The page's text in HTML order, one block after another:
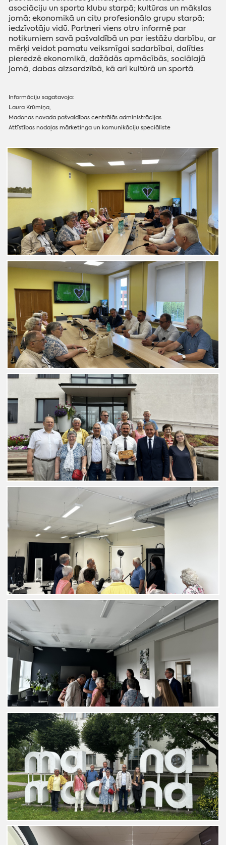
asociāciju un sporta klubu starpā; kultūras un mākslas
jomā; ekonomikā un citu profesionālo grupu starpā;
iedzīvotāju vidū. Partneri viens otru informē par
notikumiem savā pašvaldībā un par iestāžu darbību, ar
mērķi veidot pamatu veiksmīgai sadarbībai, dalīties
pieredzē ekonomikā, dažādās apmācībās, sociālajā
jomā, dabas aizsardzībā, kā arī kultūrā un sportā.
Informāciju sagatavoja:
Laura Krūmiņa,
Madonas novada pašvaldības centrālās administrācijas
Attīstības nodaļas mārketinga un komunikāciju speciāliste